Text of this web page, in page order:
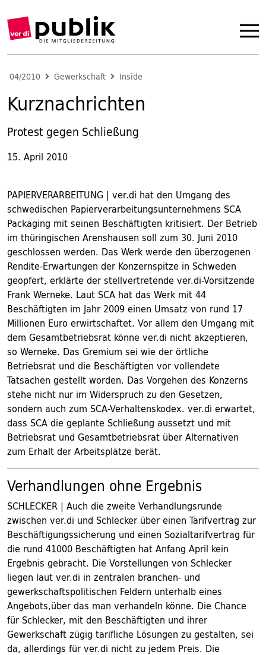
04/2010 Gewerkschaft Inside
Kurznachrichten
Protest gegen Schließung
15. April 2010
PAPIERVERARBEITUNG | ver.di hat den Umgang des
schwedischen Papierverarbeitungsunternehmens SCA
Packaging mit seinen Beschäftigten kritisiert. Der Betrieb
im thüringischen Arenshausen soll zum 30. Juni 2010
geschlossen werden. Das Werk werde den überzogenen
Rendite-Erwartungen der Konzernspitze in Schweden
geopfert, erklärte der stellvertretende ver.di-Vorsitzende
Frank Werneke. Laut SCA hat das Werk mit 44
Beschäftigten im Jahr 2009 einen Umsatz von rund 17
Millionen Euro erwirtschaftet. Vor allem den Umgang mit
dem Gesamtbetriebsrat könne ver.di nicht akzeptieren,
so Werneke. Das Gremium sei wie der örtliche
Betriebsrat und die Beschäftigten vor vollendete
Tatsachen gestellt worden. Das Vorgehen des Konzerns
stehe nicht nur im Widerspruch zu den Gesetzen,
sondern auch zum SCA-Verhaltenskodex. ver.di erwartet,
dass SCA die geplante Schließung aussetzt und mit
Betriebsrat und Gesamtbetriebsrat über Alternativen
zum Erhalt der Arbeitsplätze berät.
Verhandlungen ohne Ergebnis
SCHLECKER | Auch die zweite Verhandlungsrunde
zwischen ver.di und Schlecker über einen Tarifvertrag zur
Beschäftigungssicherung und einen Sozialtarifvertrag für
die rund 41000 Beschäftigten hat Anfang April kein
Ergebnis gebracht. Die Vorstellungen von Schlecker
liegen laut ver.di in zentralen branchen- und
gewerkschaftspolitischen Feldern unterhalb eines
Angebots,über das man verhandeln könne. Die Chance
für Schlecker, mit den Beschäftigten und ihrer
Gewerkschaft zügig tarifliche Lösungen zu gestalten, sei
da, allerdings für ver.di nicht zu jedem Preis. Die